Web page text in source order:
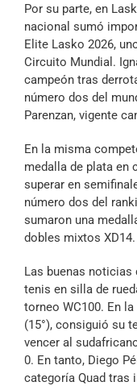
Por su parte, en
nacional sumó
Elite Lasko 2026,
Circuito Mundial.
campeón tras
número dos del
Parenzan, vigente
En la misma
medalla de plata en
superar en
número dos del
sumaron una
dobles mixtos XD14.
Las buenas noticias
tenis en silla de
torneo WC100. En
(15°), consiguió su
vencer al
0. En tanto, Diego
categoría Quad tras